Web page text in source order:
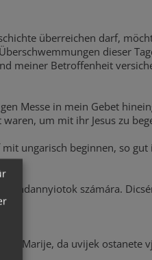
überreichen darf,
dieser
meiner Betroffenheit
Messe in mein Gebet
um mit ihr Jesus zu
ungarisch beginnen, so gut
számára.
Marije, da uvijek ostanete